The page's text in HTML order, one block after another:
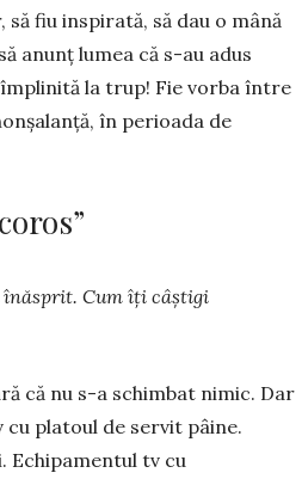
să fiu inspirată, să dau o mână
anunț lumea că s-au adus
la trup! Fie vorba între
în perioada de
înăsprit. Cum îți câștigi
că nu s-a schim­bat nimic. Dar
pla­toul de servit pâine.
Echi­pamentul tv cu